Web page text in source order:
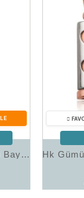
Hk Gümüş Kadın Kolye 3 Boyutlu Bayan Harf |Gümüş Takı Hediyelik Ürünler